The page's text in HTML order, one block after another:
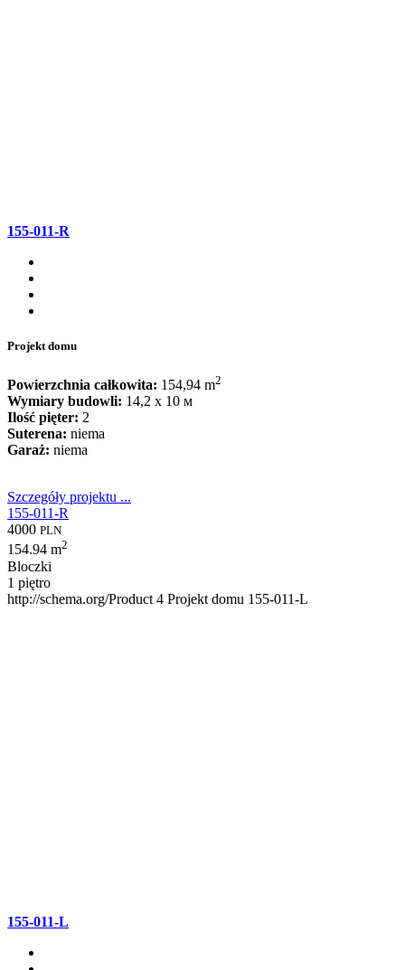
155-011-R
Projekt domu
Powierzchnia całkowita: 154,94 m2
Wymiary budowli: 14,2 x 10 м
Ilość pięter: 2
Suterena: niema
Garaż: niema
Szczegóły projektu ...
155-011-R
4000 PLN
154.94 m2
Bloczki
1 piętro
http://schema.org/Product 4 Projekt domu 155-011-L
155-011-L